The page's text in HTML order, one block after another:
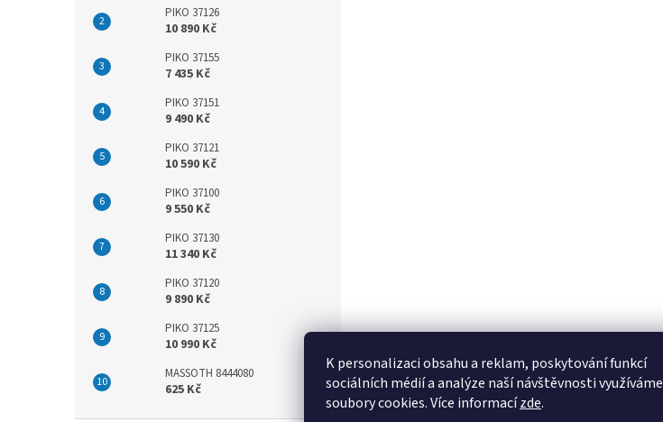
K personalizaci obsahu a reklam, poskytování funkcí
sociálních médií a analýze naší návštěvnosti využíváme
soubory cookies. Více informacízde.
PIKO 37126
10 890 Kč
PIKO 37155
7 435 Kč
PIKO 37151
9 490 Kč
PIKO 37121
10 590 Kč
PIKO 37100
9 550 Kč
PIKO 37130
11 340 Kč
PIKO 37120
9 890 Kč
PIKO 37125
10 990 Kč
MASSOTH 8444080
625 Kč